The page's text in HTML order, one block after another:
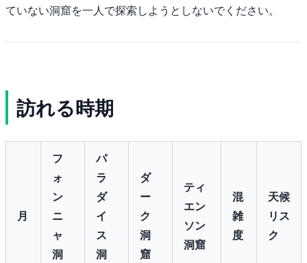
ていない洞窟を一人で探索しようとしないでください。
訪れる時期
月
フ
ォ
ン
ニ
ャ
洞
パ
ラ
ダ
イ
ス
洞
ダ
ー
ク
洞
窟
ティ
エン
ソン
洞窟
混
雑
度
天候
リス
ク